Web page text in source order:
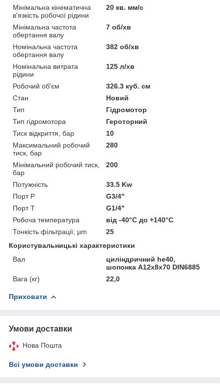
Мінімальна кінематична
в'язкість робочої рідини
20 кв. мм/с
Мінімальна частота
обертання валу
7 об/хв
Номінальна частота
обертання валу
382 об/хв
Номінальна витрата
рідини
125 л/хв
Робочий об'єм
326.3 куб. см
Стан
Новий
Тип
Гідромотор
Тип гідромотора
Героторний
Тиск відкриття, бар
10
Максимальний робочий
тиск, бар
280
Мінімальний робочий тиск,
бар
200
Потужність
33.5 Kw
Порт P
G3/4''
Порт T
G1/4"
Робоча температура
від -40°С до +140°С
Тонкість фільтрації, µm
25
Користувальницькі характеристики
Вал
циліндричний he40,
шопонка A12x8x70 DIN6885
Вага (кг)
22,0
Приховати
Умови доставки
Нова Пошта
Всі умови доставки